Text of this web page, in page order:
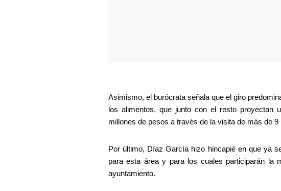
Asimismo, el burócrata señala que el giro
los alimentos, que junto con el resto proyectan
millones de pesos a través de la visita de más de
Por último, Díaz García hizo hincapié en que ya
para esta área y para los cuales participarán la
ayuntamiento.